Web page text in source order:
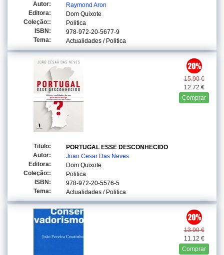
Autor:
Raymond Aron
Editora:
Dom Quixote
Coleção::
Politica
ISBN:
978-972-20-5677-9
Tema:
Actualidades / Politica
15.90 €
12.72 €
Comprar
Titulo:
PORTUGAL ESSE DESCONHECIDO
Autor:
Joao Cesar Das Neves
Editora:
Dom Quixote
Coleção::
Politica
ISBN:
978-972-20-5576-5
Tema:
Actualidades / Politica
13.90 €
11.12 €
Comprar